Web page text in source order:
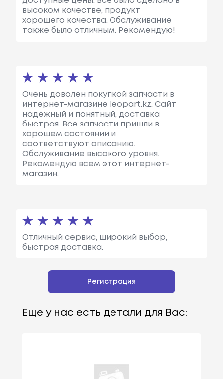
высоком качестве, продукт
хорошего качества. Обслуживание
также было отличным. Рекомендую!
Очень доволен покупкой запчасти в
интернет-магазине leopart.kz. Сайт
надежный и понятный, доставка
быстрая. Все запчасти пришли в
хорошем состоянии и
соответствуют описанию.
Обслуживание высокого уровня.
Рекомендую всем этот интернет-
магазин.
Отличный сервис, широкий выбор,
быстрая доставка.
Регистрация
Еще у нас есть детали для Вас: